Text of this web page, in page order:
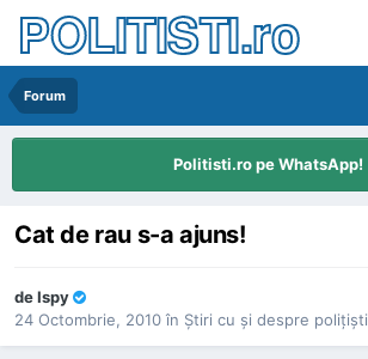
POLITISTI.ro
Forum
Politisti.ro pe WhatsApp!
Cat de rau s-a ajuns!
deIspy
24 Octombrie, 2010 în Ştiri cu şi despre poliţişti